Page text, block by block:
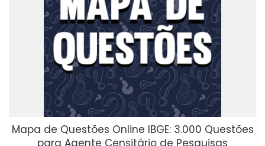
Mapa de Questões Online IBGE: 3.000 Questões
para Agente Censitário de Pesquisas